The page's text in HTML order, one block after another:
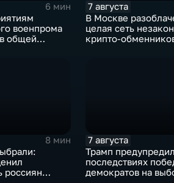
6 мин
военпрома
общей
7 августа
В Москве
целая сеть
крипто-
8 мин
россиян
7 августа
Трамп
последствиях
демократов на